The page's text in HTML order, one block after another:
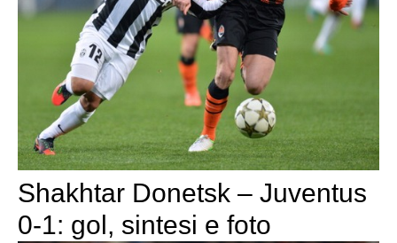
Shakhtar Donetsk – Juventus
0-1: gol, sintesi e foto